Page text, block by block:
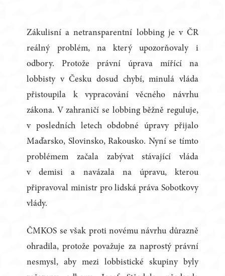
Zákulisní a netransparentní lobbing je v ČR
reálný problém, na který upozorňovaly i
odbory. Protože právní úprava mířící na
lobbisty v Česku dosud chybí, minulá vláda
přistoupila k vypracování věcného návrhu
zákona. V zahraničí se lobbing běžně reguluje,
v posledních letech obdobné úpravy přijalo
Maďarsko, Slovinsko, Rakousko. Nyní se tímto
problémem začala zabývat stávající vláda
v demisi a navázala na úpravu, kterou
připravoval ministr pro lidská práva Sobotkovy
vlády.
ČMKOS se však proti novému návrhu důrazně
ohradila, protože považuje za naprostý právní
nesmysl, aby mezi lobbistické skupiny byly